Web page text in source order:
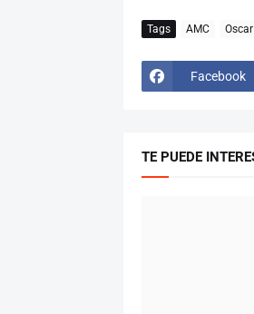
Tags AMC Oscar
Facebook
TE PUEDE